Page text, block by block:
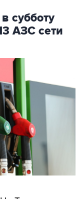
субботу
АЗС сети